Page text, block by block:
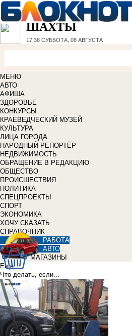
ШАХТЫ
17:38 СУББОТА, 08 АВГУСТА
МЕНЮ
АВТО
АФИША
ЗДОРОВЬЕ
КОНКУРСЫ
КРАЕВЕДЧЕСКИЙ МУЗЕЙ
КУЛЬТУРА
ЛИЦА ГОРОДА
НАРОДНЫЙ РЕПОРТЁР
НЕДВИЖИМОСТЬ
ОБРАЩЕНИЕ В РЕДАКЦИЮ
ОБЩЕСТВО
ПРОИСШЕСТВИЯ
ПОЛИТИКА
СПЕЦПРОЕКТЫ
СПОРТ
ЭКОНОМИКА
ХОЧУ СКАЗАТЬ
СПРАВОЧНИК
РАБОТА
АВТО
МАГАЗИНЫ
Еще
Что делать, если...